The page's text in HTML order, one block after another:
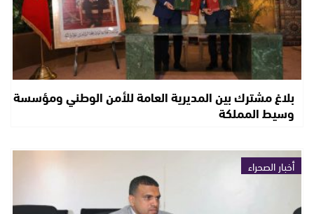
بلاغ مشترك بين المديرية العامة للأمن الوطني ومؤسسة
وسيط المملكة
أخبار الصحراء